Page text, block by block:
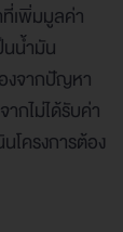
เพิ่มมูลค่า
นน้ำมัน
งจากปัญหา
กไม่ได้รับค่า
โครงการต้อง